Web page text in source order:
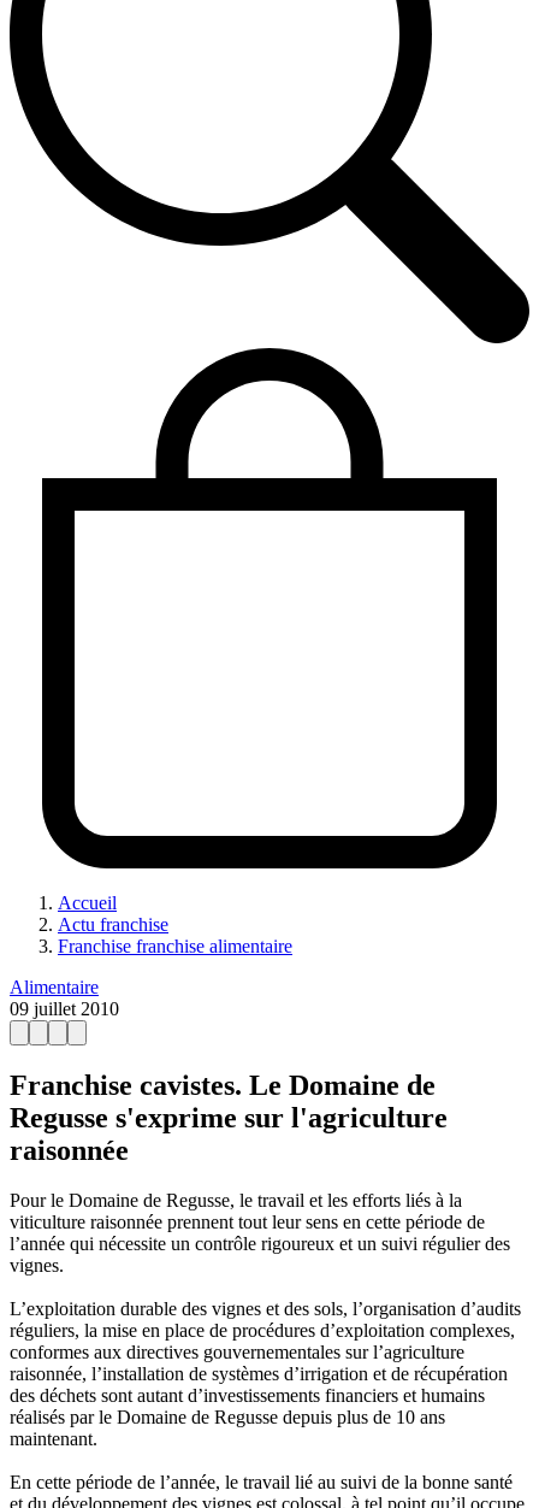
Accueil
Actu franchise
Franchise franchise alimentaire
Alimentaire
09 juillet 2010
Franchise cavistes. Le Domaine de
Regusse s'exprime sur l'agriculture
raisonnée
Pour le Domaine de Regusse, le travail et les efforts liés à la
viticulture raisonnée prennent tout leur sens en cette période de
l’année qui nécessite un contrôle rigoureux et un suivi régulier des
vignes.
L’exploitation durable des vignes et des sols, l’organisation d’audits
réguliers, la mise en place de procédures d’exploitation complexes,
conformes aux directives gouvernementales sur l’agriculture
raisonnée, l’installation de systèmes d’irrigation et de récupération
des déchets sont autant d’investissements financiers et humains
réalisés par le Domaine de Regusse depuis plus de 10 ans
maintenant.
En cette période de l’année, le travail lié au suivi de la bonne santé